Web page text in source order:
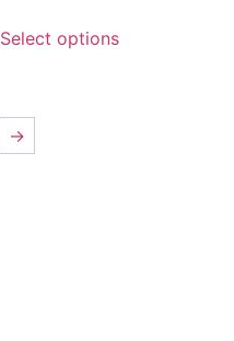
Select options
→